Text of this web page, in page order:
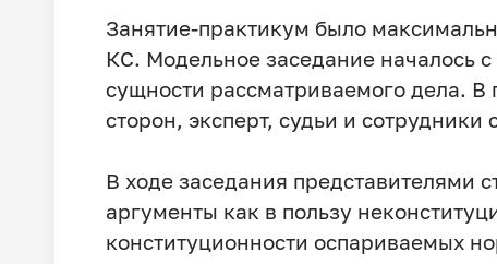
Занятие-практикум было
КС. Модельное заседание началось
сущности рассматриваемого дела. В
сторон, эксперт, судьи и сотрудники
В ходе заседания представителями
аргументы как в пользу
конституционности оспариваемых